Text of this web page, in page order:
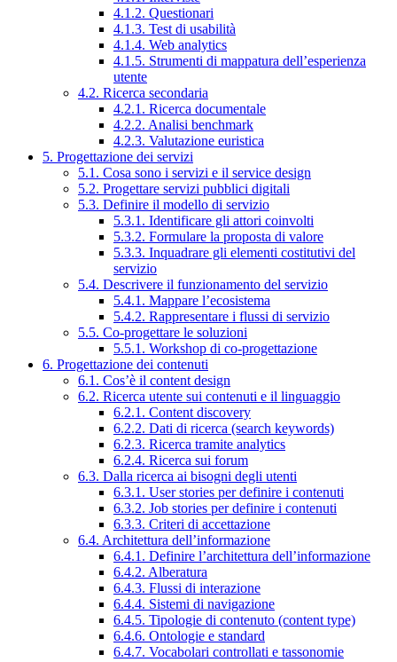
4.1.2. Questionari
4.1.3. Test di usabilità
4.1.4. Web analytics
4.1.5. Strumenti di mappatura dell’esperienza
utente
4.2. Ricerca secondaria
4.2.1. Ricerca documentale
4.2.2. Analisi benchmark
4.2.3. Valutazione euristica
5. Progettazione dei servizi
5.1. Cosa sono i servizi e il service design
5.2. Progettare servizi pubblici digitali
5.3. Definire il modello di servizio
5.3.1. Identificare gli attori coinvolti
5.3.2. Formulare la proposta di valore
5.3.3. Inquadrare gli elementi costitutivi del
servizio
5.4. Descrivere il funzionamento del servizio
5.4.1. Mappare l’ecosistema
5.4.2. Rappresentare i flussi di servizio
5.5. Co-progettare le soluzioni
5.5.1. Workshop di co-progettazione
6. Progettazione dei contenuti
6.1. Cos’è il content design
6.2. Ricerca utente sui contenuti e il linguaggio
6.2.1. Content discovery
6.2.2. Dati di ricerca (search keywords)
6.2.3. Ricerca tramite analytics
6.2.4. Ricerca sui forum
6.3. Dalla ricerca ai bisogni degli utenti
6.3.1. User stories per definire i contenuti
6.3.2. Job stories per definire i contenuti
6.3.3. Criteri di accettazione
6.4. Architettura dell’informazione
6.4.1. Definire l’architettura dell’informazione
6.4.2. Alberatura
6.4.3. Flussi di interazione
6.4.4. Sistemi di navigazione
6.4.5. Tipologie di contenuto (content type)
6.4.6. Ontologie e standard
6.4.7. Vocabolari controllati e tassonomie